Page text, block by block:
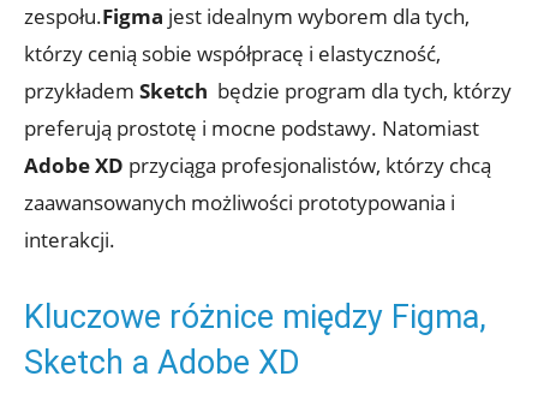
zespołu.Figma jest idealnym wyborem dla tych, ​
którzy cenią sobie‌ współpracę ⁣i ‌elastyczność,
⁤przykładem Sketch ​ będzie program dla tych, którzy
preferują‍ prostotę‌ i mocne ⁤podstawy. ​Natomiast
Adobe⁤ XD przyciąga profesjonalistów, którzy ⁣chcą
⁤zaawansowanych możliwości​ prototypowania i ​
interakcji.
Kluczowe różnice między Figma,
⁣Sketch a Adobe ⁢XD